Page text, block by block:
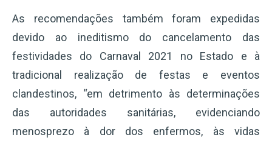
As recomendações também foram expedidas
devido ao ineditismo do cancelamento das
festividades do Carnaval 2021 no Estado e à
tradicional realização de festas e eventos
clandestinos, “em detrimento às determinações
das autoridades sanitárias, evidenciando
menosprezo à dor dos enfermos, às vidas